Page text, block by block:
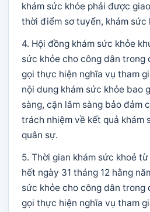
khám sức khỏe phải được
thời điểm sơ tuyển, khám sức
4. Hội đồng khám sức khỏe
sức khỏe cho công dân trong
gọi thực hiện nghĩa vụ tham
nội dung khám sức khỏe bao
sàng, cận lâm sàng bảo đảm
trách nhiệm về kết quả khám
quân sự.
5. Thời gian khám sức khoẻ
hết ngày 31 tháng 12 hằng
sức khỏe cho công dân trong
gọi thực hiện nghĩa vụ tham